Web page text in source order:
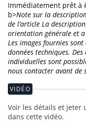
Immédiatement prêt
b>Note sur la
de l’article La
orientation générale et
Les images fournies
données techniques.
individuelles sont
nous contacter avant de
VIDÉO
Voir les détails et
dans cette vidéo.